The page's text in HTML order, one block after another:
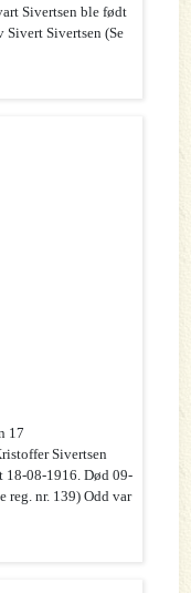
Sivertsen ble født
Sivert Sivertsen (Se
17
Sivertsen
18-08-1916. Død 09-
reg. nr. 139) Odd var